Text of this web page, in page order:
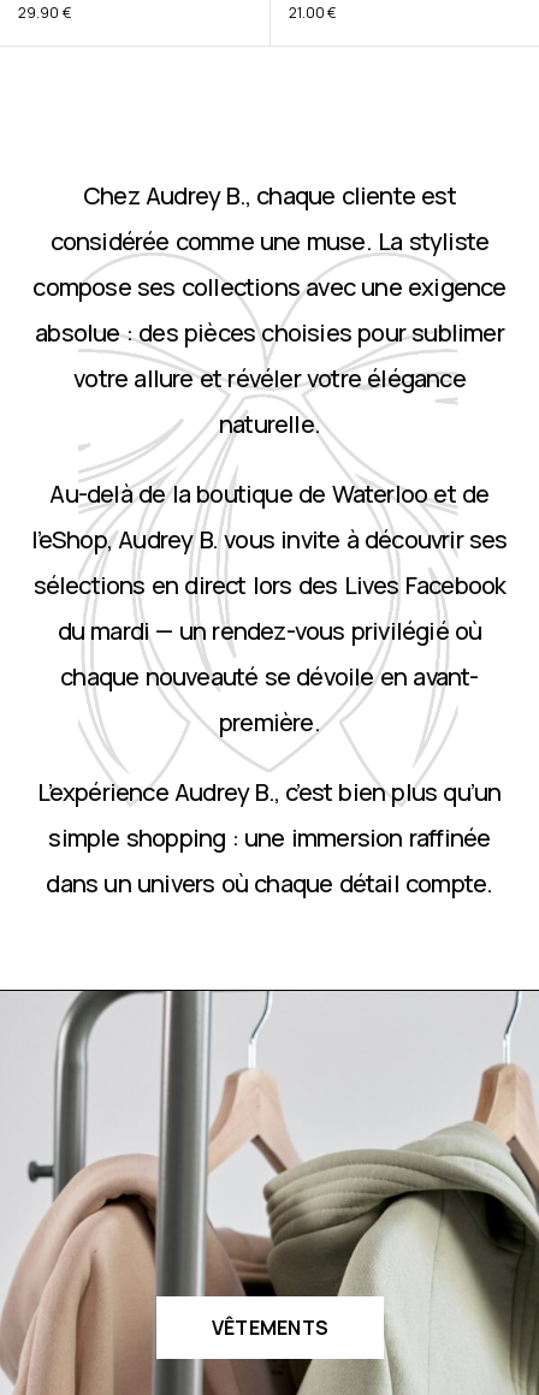
29.90 € 21.00€
Chez Audrey B., chaque cliente est
considérée comme une muse. La styliste
compose ses collections avec une exigence
absolue : des pièces choisies pour sublimer
votre allure et révéler votre élégance
naturelle.
Au-delà de la boutique de Waterloo et de
l’eShop, Audrey B. vous invite à découvrir ses
sélections en direct lors des Lives Facebook
du mardi — un rendez-vous privilégié où
chaque nouveauté se dévoile en avant-
première.
L’expérience Audrey B., c’est bien plus qu’un
simple shopping : une immersion raffinée
dans un univers où chaque détail compte.
VÊTEMENTS